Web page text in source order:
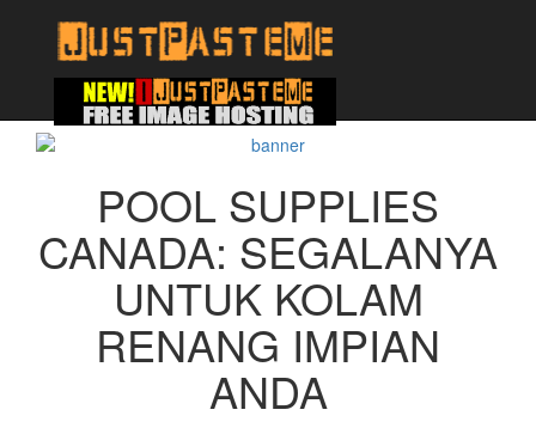
POOL SUPPLIES
CANADA: SEGALANYA
UNTUK KOLAM
RENANG IMPIAN
ANDA